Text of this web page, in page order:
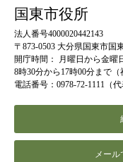
国東市役所
法人番号4000020442143
〒873-0503 大分県国東市国
開庁時間：
月曜日から金曜
8時30分から17時00分まで
電話番号：0978-72-1111（代
メール